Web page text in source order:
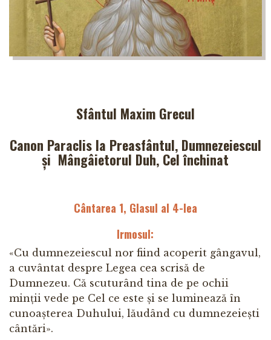
Sfântul Maxim Grecul
Canon Paraclis la Preasfântul, Dumnezeiescul
și Mângâietorul Duh, Cel închinat
Cântarea 1, Glasul al 4-lea
Irmosul:
«Cu dumnezeiescul nor fiind acoperit gângavul,
a cuvântat despre Legea cea scrisă de
Dumnezeu. Că scuturând tina de pe ochii
minții vede pe Cel ce este și se luminează în
cunoașterea Duhului, lăudând cu dumnezeiești
cântări».